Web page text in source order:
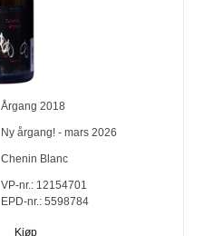
Årgang 2018
Ny årgang! - mars 2026
Chenin Blanc
VP-nr.: 12154701
EPD-nr.: 5598784
Kjøp